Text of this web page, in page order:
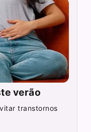
verão
transtornos